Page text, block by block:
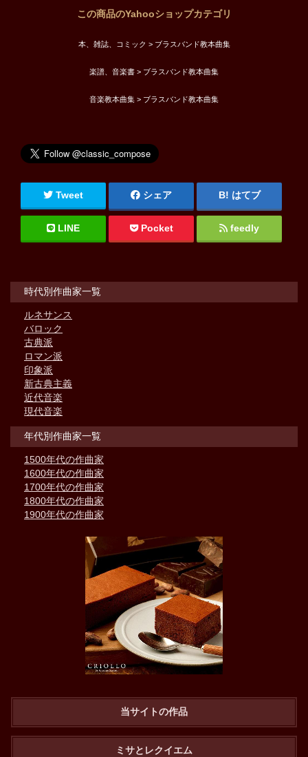
この商品のYahooショップカテゴリ
本、雑誌、コミック > ブラスバンド教本曲集
楽譜、音楽書 > ブラスバンド教本曲集
音楽教本曲集 > ブラスバンド教本曲集
Tweet シェア はてブ
LINE Pocket feedly
時代別作曲家一覧
ルネサンス
バロック
古典派
ロマン派
印象派
新古典主義
近代音楽
現代音楽
年代別作曲家一覧
1500年代の作曲家
1600年代の作曲家
1700年代の作曲家
1800年代の作曲家
1900年代の作曲家
当サイトの作品
ミサとレクイエム